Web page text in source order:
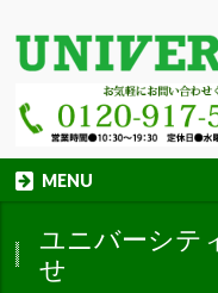
MENU
ユニバーシテ
せ